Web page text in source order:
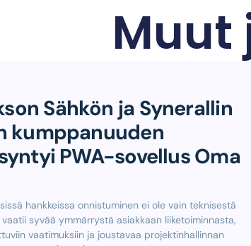
Muut
Sähkön ja Synerallin
kumppanuuden
PWA-sovellus Oma
hankkeissa onnistuminen ei ole vain teknisestä
syvää ymmärrystä asiakkaan liiketoiminnasta,
vaatimuksiin ja joustavaa projektinhallinnan